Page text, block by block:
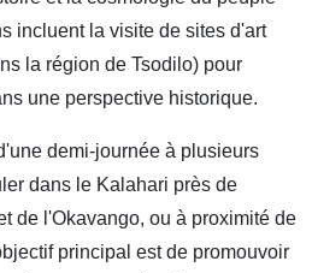
incluent la visite de sites d'art
la région de Tsodilo) pour
une perspective historique.
demi‑journée à plusieurs
dans le Kalahari près de
de l'Okavango, ou à proximité de
principal est de promouvoir